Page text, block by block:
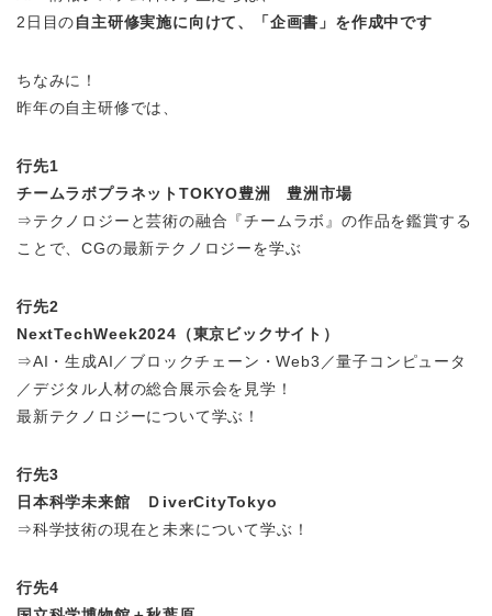
2日目の自主研修実施に向けて、「企画書」を作成中です
ちなみに！
昨年の自主研修では、
行先1
チームラボプラネットTOKYO豊洲 豊洲市場
⇒テクノロジーと芸術の融合『チームラボ』の作品を鑑賞する
ことで、CGの最新テクノロジーを学ぶ
行先2
NextTechWeek2024（東京ビックサイト）
⇒AI・生成AI／ブロックチェーン・Web3／量子コンピュータ
／デジタル人材の総合展示会を見学！
最新テクノロジーについて学ぶ！
行先3
日本科学未来館 ＤiverCityTokyo
⇒科学技術の現在と未来について学ぶ！
行先4